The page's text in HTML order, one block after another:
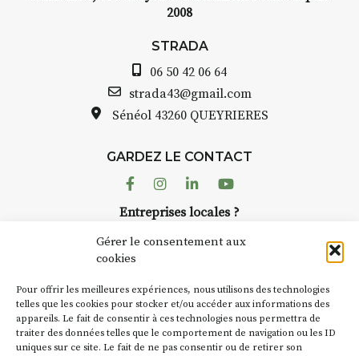
Gérer le consentement aux
cookies
Pour offrir les meilleures expériences, nous utilisons des technologies
telles que les cookies pour stocker et/ou accéder aux informations des
appareils. Le fait de consentir à ces technologies nous permettra de
traiter des données telles que le comportement de navigation ou les ID
uniques sur ce site. Le fait de ne pas consentir ou de retirer son
2008
STRADA
06 50 42 06 64
strada43@gmail.com
Sénéol 43260 QUEYRIERES
GARDEZ LE CONTACT
FacebookInstagram
LinkedinYoutube
Entreprises locales ?
Suivez toute l'actu de Strada